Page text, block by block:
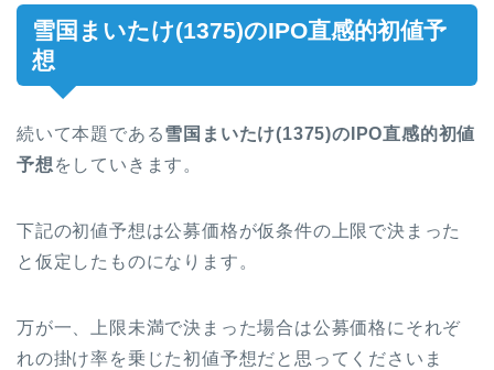
雪国まいたけ(1375)のIPO直感的初値予
想
続いて本題である雪国まいたけ(1375)のIPO直感的初値
予想 をしていきます。
下記の初値予想は公募価格が仮条件の上限で決まった
と仮定したものになります。
万が一、上限未満で決まった場合は公募価格にそれぞ
れの掛け率を乗じた初値予想だと思ってくださいま